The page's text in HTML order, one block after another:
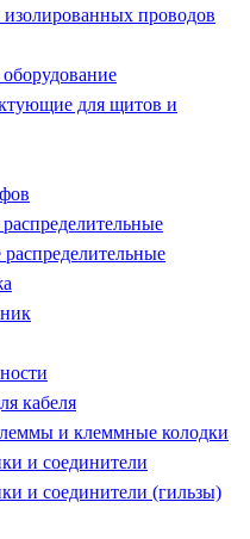
проводов
для щитов и
кабеля
и клеммные колодки
и соединители
и соединители (гильзы)